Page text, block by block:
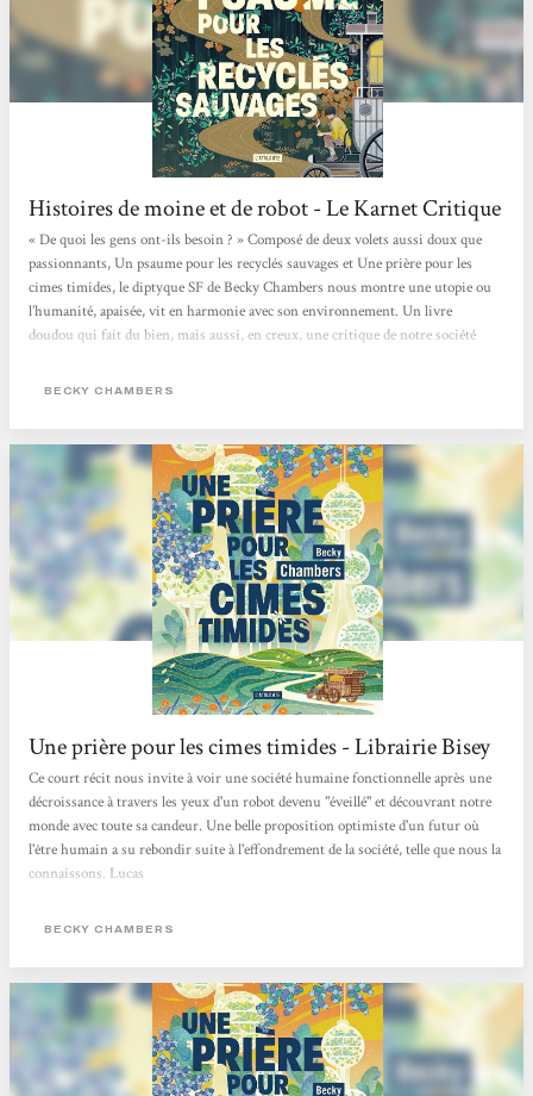
Histoires de moine et de robot - Le Karnet Critique
« De quoi les gens ont-ils besoin ? » Composé de deux volets aussi doux que
passionnants, Un psaume pour les recyclés sauvages et Une prière pour les
cimes timides, le diptyque SF de Becky Chambers nous montre une utopie ou
l’humanité, apaisée, vit en harmonie avec son environnement. Un livre
doudou qui fait du bien, mais aussi, en creux, une critique de notre société
interactions. > Écouter la chronique <
BECKY CHAMBERS
Une prière pour les cimes timides - Librairie Bisey
Ce court récit nous invite à voir une société humaine fonctionnelle après une
décroissance à travers les yeux d'un robot devenu "éveillé" et découvrant notre
monde avec toute sa candeur. Une belle proposition optimiste d'un futur où
l'être humain a su rebondir suite à l'effondrement de la société, telle que nous la
connaissons. Lucas
BECKY CHAMBERS